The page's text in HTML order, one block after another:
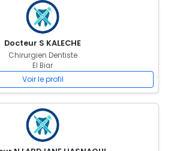
Docteur S KALECHE
Chirurgien Dentiste
El Biar
Voir le profil